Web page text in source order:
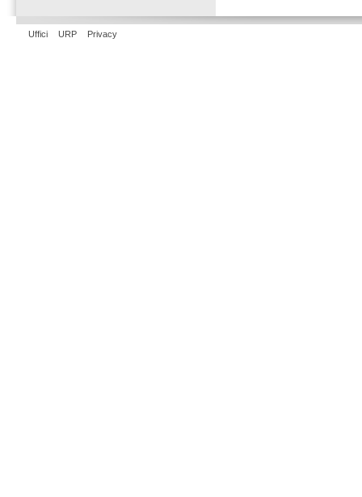
Uffici URP Privacy